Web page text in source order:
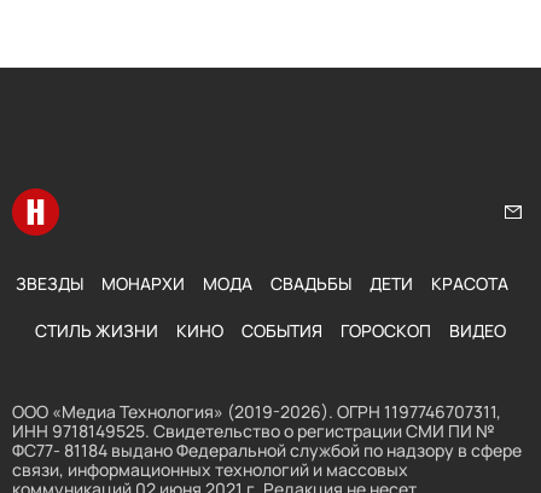
Перейти на главную
ЗВЕЗДЫ МОНАРХИ МОДА СВАДЬБЫ ДЕТИ КРАСОТА
СТИЛЬ ЖИЗНИ КИНО СОБЫТИЯ ГОРОСКОП ВИДЕО
ООО «Медиа Технология» (2019-2026). ОГРН 1197746707311,
ИНН 9718149525. Свидетельство о регистрации СМИ ПИ №
ФС77- 81184 выдано Федеральной службой по надзору в сфере
связи, информационных технологий и массовых